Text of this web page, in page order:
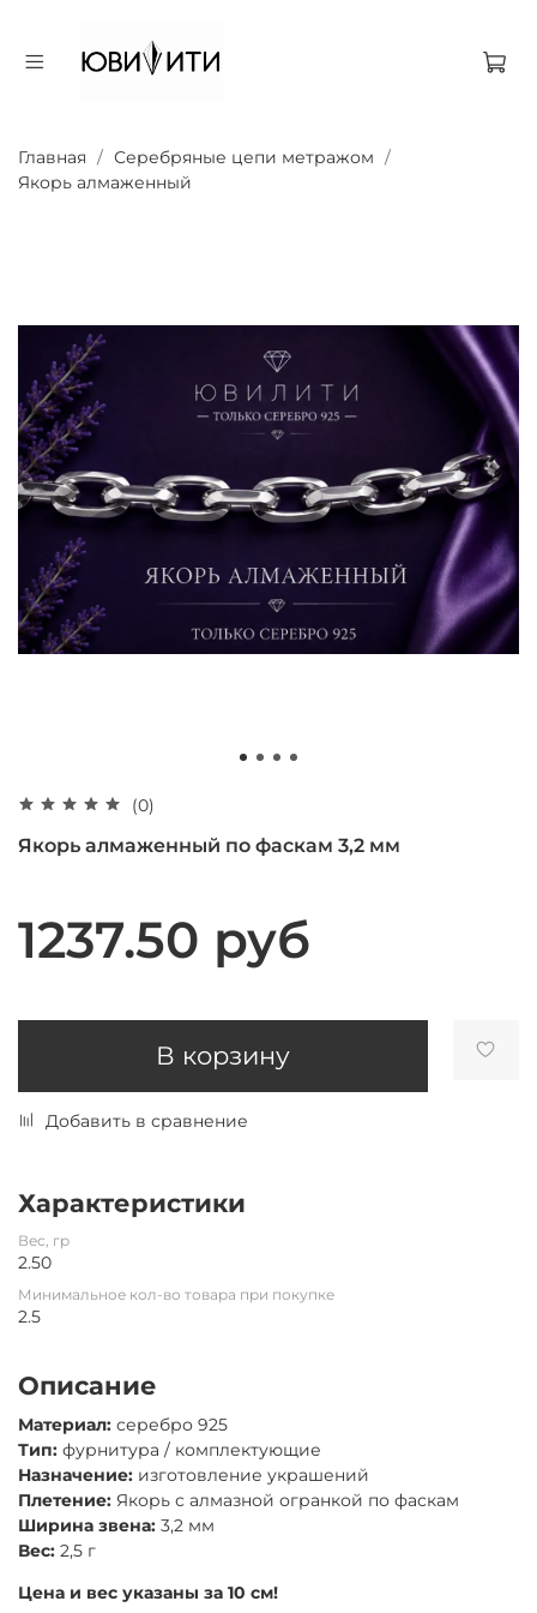
Главная
Серебряные цепи метражом
Якорь алмаженный
(0)
Якорь алмаженный по фаскам 3,2 мм
1237.50 руб
В корзину
Добавить в сравнение
Характеристики
Вес, гр
2.50
Минимальное кол-во товара при покупке
2.5
Описание
Материал: серебро 925
Тип: фурнитура / комплектующие
Назначение: изготовление украшений
Плетение: Якорь с алмазной огранкой по фаскам
Ширина звена: 3,2 мм
Вес: 2,5 г
Цена и вес указаны за 10 см!